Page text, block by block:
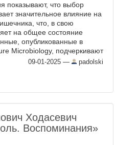
показывают, что выбор
значительное влияние на
что, в свою
на общее состояние
опубликованные в
Microbiology, подчеркивают
питания,
для ...
09-01-2025 — padolski
Ходасевич
Воспоминания»